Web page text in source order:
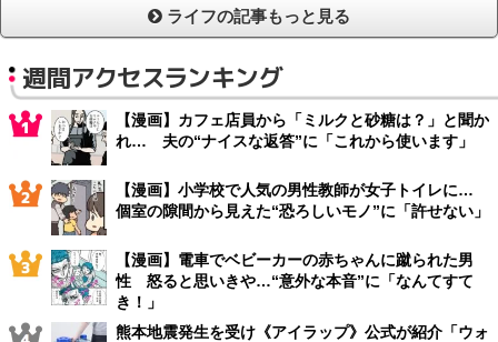
ライフの記事もっと見る
週間アクセスランキング
【漫画】カフェ店員から「ミルクと砂糖は？」と聞か
れ… 夫の“ナイスな返答”に「これから使います」
【漫画】小学校で人気の男性教師が女子トイレに…
個室の隙間から見えた“恐ろしいモノ”に「許せない」
【漫画】電車でベビーカーの赤ちゃんに蹴られた男
性 怒ると思いきや…“意外な本音”に「なんてすて
き！」
熊本地震発生を受け《アイラップ》公式が紹介「ウォ